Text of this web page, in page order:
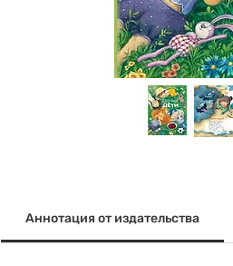
Аннотация от издательства